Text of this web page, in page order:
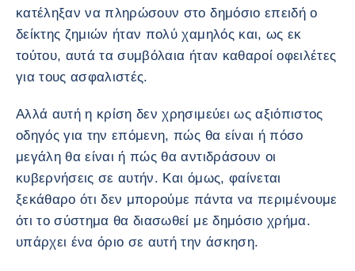
κατέληξαν να πληρώσουν στο δημόσιο επειδή ο
δείκτης ζημιών ήταν πολύ χαμηλός και, ως εκ
τούτου, αυτά τα συμβόλαια ήταν καθαροί οφειλέτες
για τους ασφαλιστές.
Αλλά αυτή η κρίση δεν χρησιμεύει ως αξιόπιστος
οδηγός για την επόμενη, πώς θα είναι ή πόσο
μεγάλη θα είναι ή πώς θα αντιδράσουν οι
κυβερνήσεις σε αυτήν. Και όμως, φαίνεται
ξεκάθαρο ότι δεν μπορούμε πάντα να περιμένουμε
ότι το σύστημα θα διασωθεί με δημόσιο χρήμα.
υπάρχει ένα όριο σε αυτή την άσκηση.